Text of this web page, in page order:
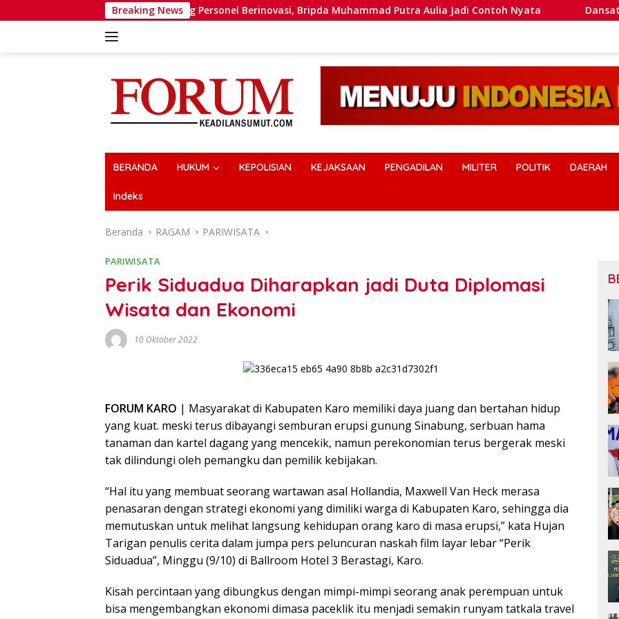
ke
Breaking News
Dorong Personel Berinovasi, Bripda Muhammad Putra Aulia Jadi Contoh Nyata Dansatlat Brimob Korbrimob
BERANDA HUKUM KEPOLISIAN KEJAKSAAN PENGADILAN MILITER POLITIK DAERAH
Indeks
Beranda RAGAM PARIWISATA
PARIWISATA
Perik Siduadua Diharapkan jadi Duta Diplomasi
Wisata dan Ekonomi
10 Oktober 2022
FORUM KARO | Masyarakat di Kabupaten Karo memiliki daya juang dan bertahan hidup
yang kuat. meski terus dibayangi semburan erupsi gunung Sinabung, serbuan hama
tanaman dan kartel dagang yang mencekik, namun perekonomian terus bergerak meski
tak dilindungi oleh pemangku dan pemilik kebijakan.
“Hal itu yang membuat seorang wartawan asal Hollandia, Maxwell Van Heck merasa
penasaran dengan strategi ekonomi yang dimiliki warga di Kabupaten Karo, sehingga dia
memutuskan untuk melihat langsung kehidupan orang karo di masa erupsi,” kata Hujan
Tarigan penulis cerita dalam jumpa pers peluncuran naskah film layar lebar “Perik
Siduadua”, Minggu (9/10) di Ballroom Hotel 3 Berastagi, Karo.
Kisah percintaan yang dibungkus dengan mimpi-mimpi seorang anak perempuan untuk
bisa mengembangkan ekonomi dimasa paceklik itu menjadi semakin runyam tatkala travel